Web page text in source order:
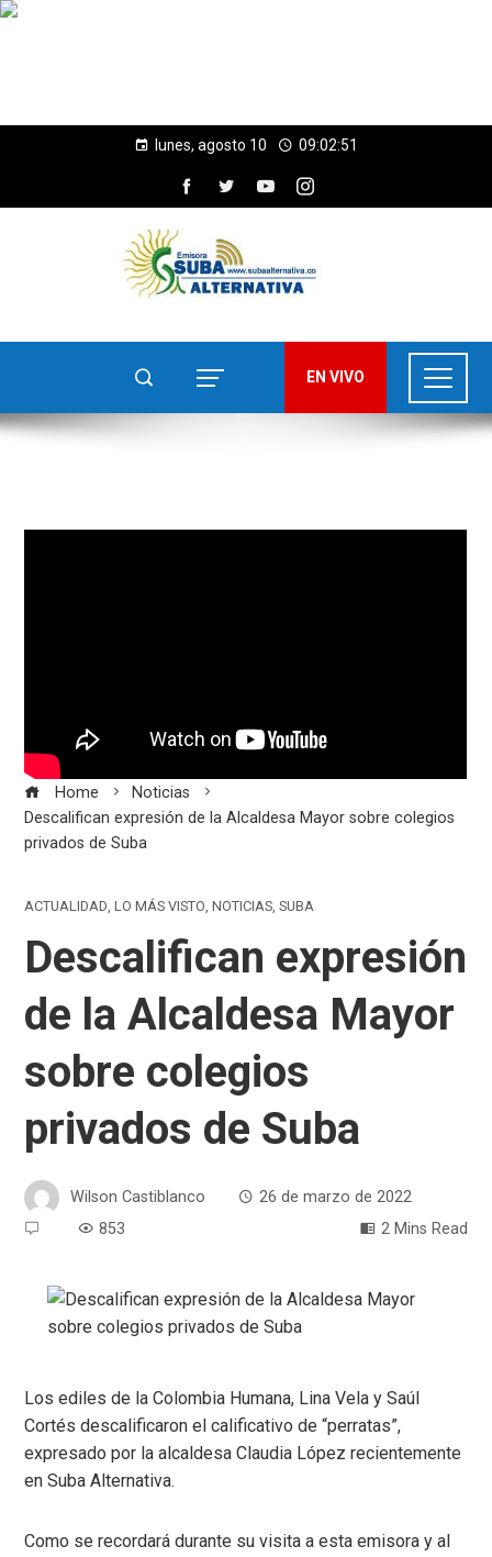
lunes, agosto 10 09:02:52
EN VIVO
Home
Noticias
Descalifican expresión de la Alcaldesa Mayor sobre colegios
privados de Suba
ACTUALIDAD,LO MÁS VISTO,NOTICIAS,SUBA
Descalifican expresión
de la Alcaldesa Mayor
sobre colegios
privados de Suba
Wilson Castiblanco
26 de marzo de 2022
853
2 Mins Read
Los ediles de la Colombia Humana, Lina Vela y Saúl
Cortés descalificaron el calificativo de “perratas”,
expresado por la alcaldesa Claudia López recientemente
en Suba Alternativa.
Como se recordará durante su visita a esta emisora y al